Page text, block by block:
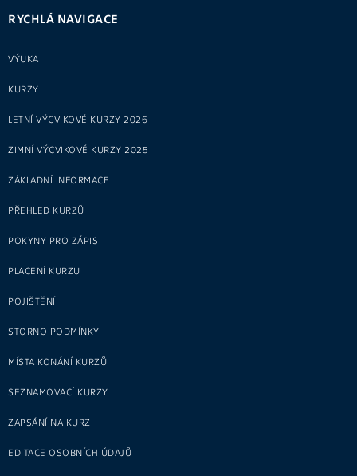
RYCHLÁ NAVIGACE
VÝUKA
KURZY
LETNÍ VÝCVIKOVÉ KURZY 2026
ZIMNÍ VÝCVIKOVÉ KURZY 2025
ZÁKLADNÍ INFORMACE
PŘEHLED KURZŮ
POKYNY PRO ZÁPIS
PLACENÍ KURZU
POJIŠTĚNÍ
STORNO PODMÍNKY
MÍSTA KONÁNÍ KURZŮ
SEZNAMOVACÍ KURZY
ZAPSÁNÍ NA KURZ
EDITACE OSOBNÍCH ÚDAJŮ